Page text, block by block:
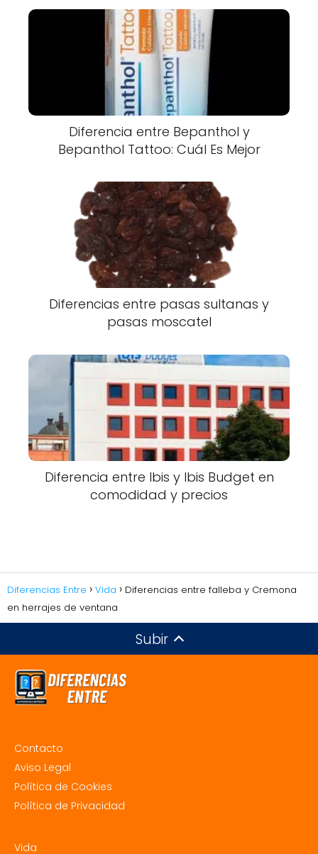
Diferencia entre Bepanthol y
Bepanthol Tattoo: Cuál Es Mejor
Diferencias entre pasas sultanas y
pasas moscatel
Diferencia entre Ibis y Ibis Budget en
comodidad y precios
Diferencias Entre Vida
Diferencias entre falleba y Cremona
en herrajes de ventana
Subir
Contacto
Aviso Legal
Política de Cookies
Política de Privacidad
Vida